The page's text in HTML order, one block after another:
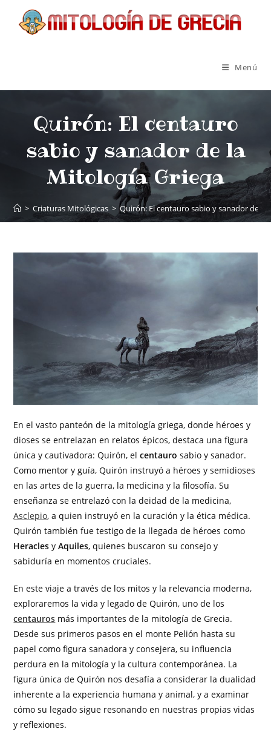
Menú
Quirón: El centauro
sabio y sanador de la
Mitología Griega
> Criaturas Mitológicas > Quirón: El centauro sabio y sanador de la
En el vasto panteón de la mitología griega, donde héroes y
dioses se entrelazan en relatos épicos, destaca una figura
única y cautivadora: Quirón, elcentauro sabio y sanador.
Como mentor y guía, Quirón instruyó a héroes y semidioses
en las artes de la guerra, la medicina y la filosofía. Su
enseñanza se entrelazó con la deidad de la medicina,
Asclepio, a quien instruyó en la curación y la ética médica.
Quirón también fue testigo de la llegada de héroes como
Heracles yAquiles, quienes buscaron su consejo y
sabiduría en momentos cruciales.
En este viaje a través de los mitos y la relevancia moderna,
exploraremos la vida y legado de Quirón, uno de los
centauros más importantes de la mitología de Grecia.
Desde sus primeros pasos en el monte Pelión hasta su
papel como figura sanadora y consejera, su influencia
perdura en la mitología y la cultura contemporánea. La
figura única de Quirón nos desafía a considerar la dualidad
inherente a la experiencia humana y animal, y a examinar
cómo su legado sigue resonando en nuestras propias vidas
y reflexiones.